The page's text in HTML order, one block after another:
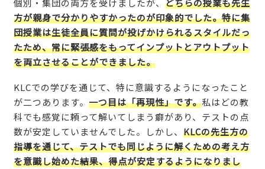
個別・集団の両方を受けましたが、 どちらの授業も先生
方が親身で分かりやすかったのが印象的でした。特に集
団授業は生徒全員に質問が投げかけられるスタイルだっ
たため、常に緊張感をもってインプットとアウトプット
を両立させることができました。
KLCでの学びを通じて、特に意識するようになったこと
が二つあります。 一つ目は「再現性」です。私はどの教
科でも感覚に頼って解いてしまう癖があり、テストの点
数が安定していませんでした。しかし、 KLCの先生方の
指導を通じて、テストでも同じように解くための考え方
を意識し始めた結果、得点が安定するようになりまし